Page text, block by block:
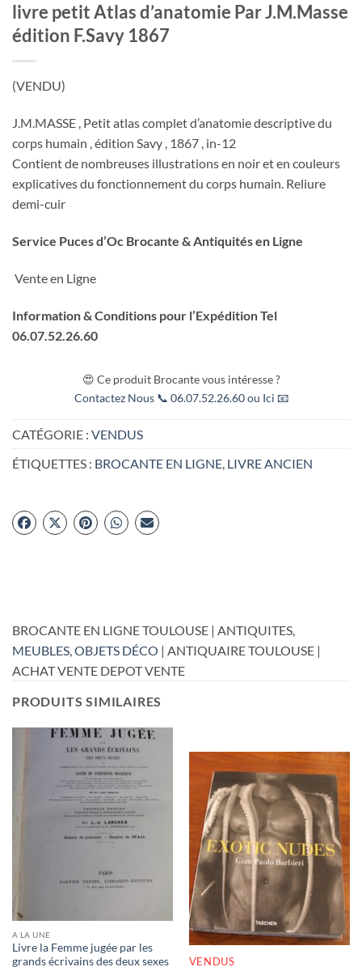
livre petit Atlas d’anatomie Par J.M.Masse
édition F.Savy 1867
(VENDU)
J.M.MASSE , Petit atlas complet d’anatomie descriptive du
corps humain , édition Savy , 1867 , in-12
Contient de nombreuses illustrations en noir et en couleurs
explicatives du fonctionnement du corps humain. Reliure
demi-cuir
Service Puces d’Oc Brocante & Antiquités en Ligne
Vente en Ligne
Information & Conditions pour l’Expédition Tel
06.07.52.26.60
😍 Ce produit Brocante vous intéresse ?
Contactez Nous 📞 06.07.52.26.60 ou Ici 📧
CATÉGORIE : VENDUS
ÉTIQUETTES : BROCANTE EN LIGNE, LIVRE ANCIEN
BROCANTE EN LIGNE TOULOUSE | ANTIQUITES,
MEUBLES,OBJETS DÉCO | ANTIQUAIRE TOULOUSE |
ACHAT VENTE DEPOT VENTE
PRODUITS SIMILAIRES
A LA UNE
Livre la Femme jugée par les
grands écrivains des deux sexes
RUPTURE DE STOCK
VENDUS